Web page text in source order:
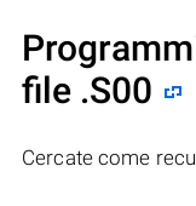
file .S00
Cercate come